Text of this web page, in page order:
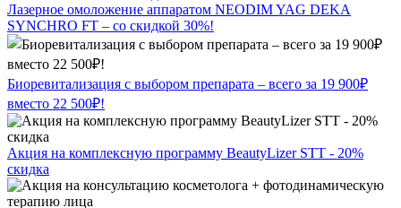
Лазерное омоложение аппаратом NEODIM YAG DEKA
SYNCHRO FT – со скидкой 30%!
Биоревитализация с выбором препарата – всего за 19 900₽
вместо 22 500₽!
Акция на комплексную программу BeautyLizer STT - 20%
скидка